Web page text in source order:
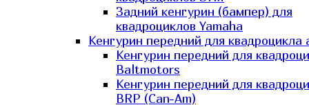
Задний кенгурин (бампер) для
квадроциклов Yamaha
Кенгурин передний для квадроцикла
Кенгурин передний для
Baltmotors
Кенгурин передний для
BRP (Can-Am)